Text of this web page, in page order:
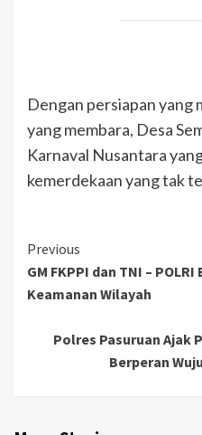
Dengan persiapan yang
yang membara, Desa
Karnaval Nusantara
kemerdekaan yang tak
Previous
GM FKPPI dan TNI –
Keamanan Wilayah
Polres Pasuruan Ajak
Berperan